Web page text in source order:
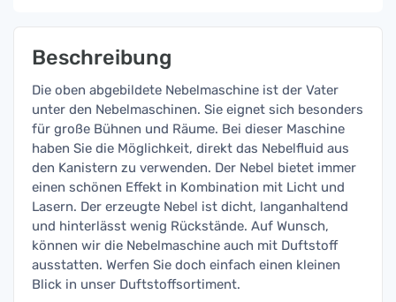
Beschreibung
Die oben abgebildete Nebelmaschine ist der Vater
unter den Nebelmaschinen. Sie eignet sich besonders
für große Bühnen und Räume. Bei dieser Maschine
haben Sie die Möglichkeit, direkt das Nebelfluid aus
den Kanistern zu verwenden. Der Nebel bietet immer
einen schönen Effekt in Kombination mit Licht und
Lasern. Der erzeugte Nebel ist dicht, langanhaltend
und hinterlässt wenig Rückstände. Auf Wunsch,
können wir die Nebelmaschine auch mit Duftstoff
ausstatten. Werfen Sie doch einfach einen kleinen
Blick in unser Duftstoffsortiment.